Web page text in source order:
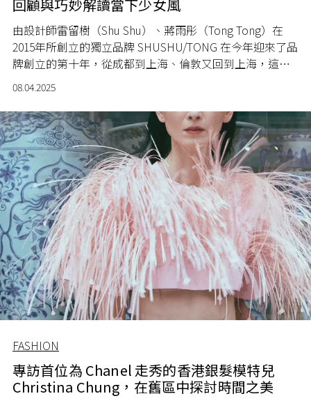
回顧與巧妙解讀當下少女風
由設計師雷留樹（Shu Shu）、蔣雨彤（Tong Tong）在
2015年所創立的獨立品牌 SHUSHU/TONG 在今年迎來了品
牌創立的第十年，從成都到上海、倫敦又回到上海，這對
年輕組合正在帶著品牌以令人驚喜的速度向前邁進，並透
過對當下少女風的巧妙解讀，以及對製衣剪裁的精準把
控，成為中國新生代獨立設計師的代表。
08.04.2025
FASHION
專訪首位為 Chanel 走秀的香港銀髮模特兒
Christina Chung，在舊區中探討時間之美